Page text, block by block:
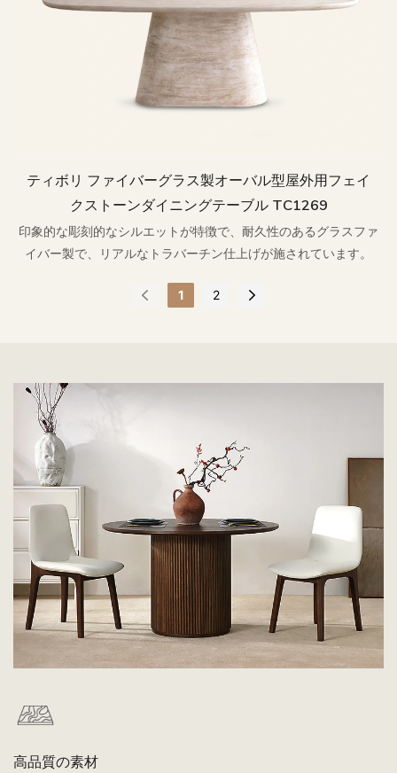
ティボリ ファイバーグラス製オーバル型屋外用フェイ
クストーンダイニングテーブル TC1269
印象的な彫刻的なシルエットが特徴で、耐久性のあるグラスファ
イバー製で、リアルなトラバーチン仕上げが施されています。
1 2
高品質の素材